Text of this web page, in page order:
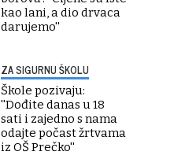
kao lani, a dio drvaca
darujemo''
ZA SIGURNU ŠKOLU
Škole pozivaju:
''Dođite danas u 18
sati i zajedno s nama
odajte počast žrtvama
iz OŠ Prečko''